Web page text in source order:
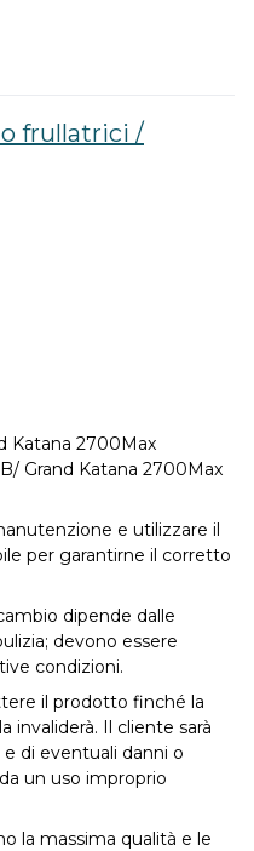
frullatrici /
Katana 2700Max
Grand Katana 2700Max
e utilizzare il
per garantirne il corretto
dipende dalle
devono essere
condizioni.
il prodotto finché la
invaliderà. Il cliente sarà
di eventuali danni o
un uso improprio
la massima qualità e le